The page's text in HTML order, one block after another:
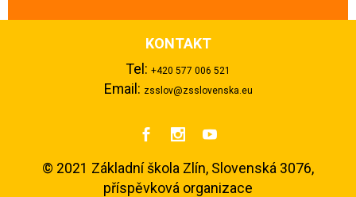
KONTAKT
Tel: +420 577 006 521
Email: zsslov@zsslovenska.eu
  
© 2021 Základní škola Zlín, Slovenská 3076,
příspěvková organizace